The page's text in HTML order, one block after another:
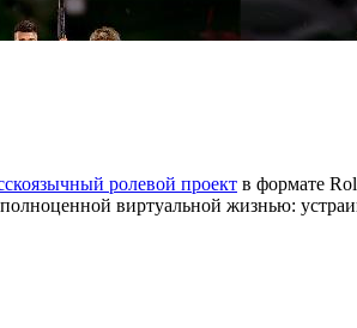
ролевой проект в формате
виртуальной жизнью: